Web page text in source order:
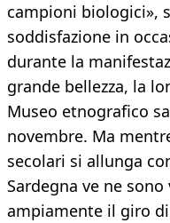
campioni biologici»,
soddisfazione in
durante la
grande bellezza, la
Museo etnografico
novembre. Ma
secolari si allunga
Sardegna ve ne
ampiamente il giro